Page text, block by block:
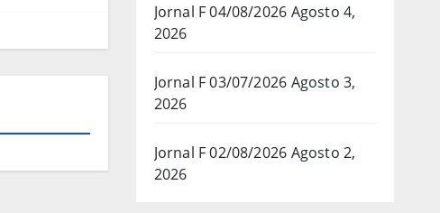
Jornal F 04/08/2026 Agosto 4,
2026
Jornal F 03/07/2026 Agosto 3,
2026
Jornal F 02/08/2026 Agosto 2,
2026